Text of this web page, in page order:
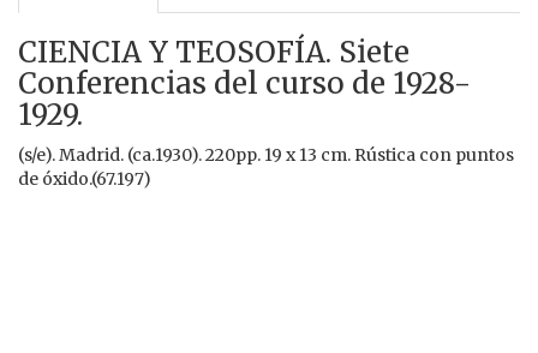
CIENCIA Y TEOSOFÍA. Siete
Conferencias del curso de 1928-
1929.
(s/e). Madrid. (ca.1930). 220pp. 19 x 13 cm. Rústica con puntos
de óxido.(67.197)